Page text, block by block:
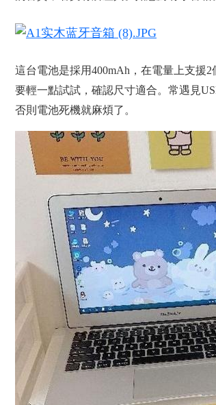
這台電池是採用400mAh，在電量上支援
要輕一點試試，確認尺寸適合。常遇見
否則電池死機就麻煩了。